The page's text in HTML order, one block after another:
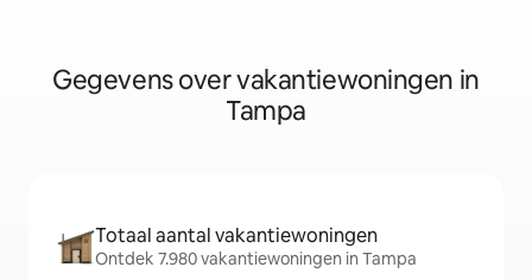
Gegevens over vakantiewoningen in
Tampa
Totaal aantal vakantiewoningen
Ontdek 7.980 vakantiewoningen in Tampa